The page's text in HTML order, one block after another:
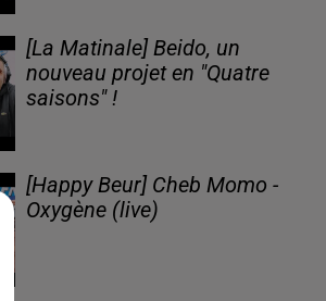
[La Matinale] Beido, un
nouveau projet en "Quatre
saisons" !
[Happy Beur] Cheb Momo -
Oxygène (live)